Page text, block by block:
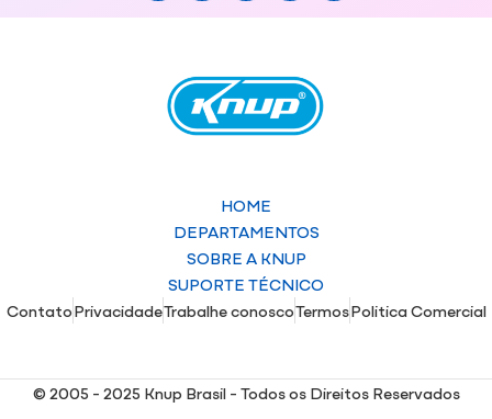
HOME
DEPARTAMENTOS
SOBRE A KNUP
SUPORTE TÉCNICO
ContatoPrivacidadeTrabalhe conoscoTermosPolitica Comercial
© 2005 - 2025 Knup Brasil - Todos os Direitos Reservados